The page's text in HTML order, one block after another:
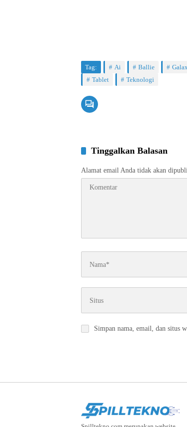
Tag: Ai Ballie
Tablet
Teknologi
Tinggalkan Balasan
Alamat email Anda tidak akan
Simpan nama, email, dan situs